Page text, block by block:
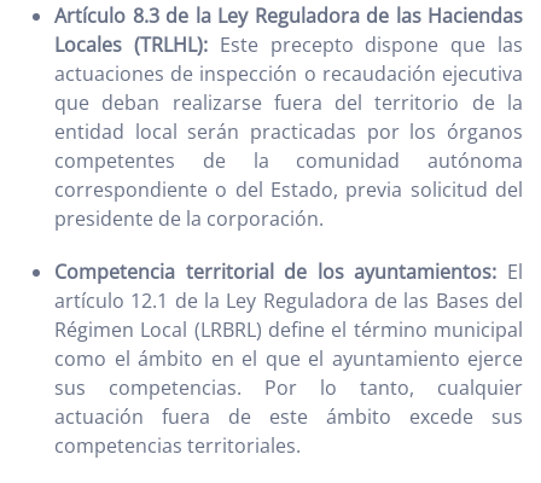
Artículo 8.3 de la Ley Reguladora de las Haciendas
Locales (TRLHL):Este precepto dispone que las
actuaciones de inspección o recaudación ejecutiva
que deban realizarse fuera del territorio de la
entidad local serán practicadas por los órganos
competentes de la comunidad autónoma
correspondiente o del Estado, previa solicitud del
presidente de la corporación.
Competencia territorial de los ayuntamientos: El
artículo 12.1 de la Ley Reguladora de las Bases del
Régimen Local (LRBRL) define el término municipal
como el ámbito en el que el ayuntamiento ejerce
sus competencias. Por lo tanto, cualquier
actuación fuera de este ámbito excede sus
competencias territoriales.